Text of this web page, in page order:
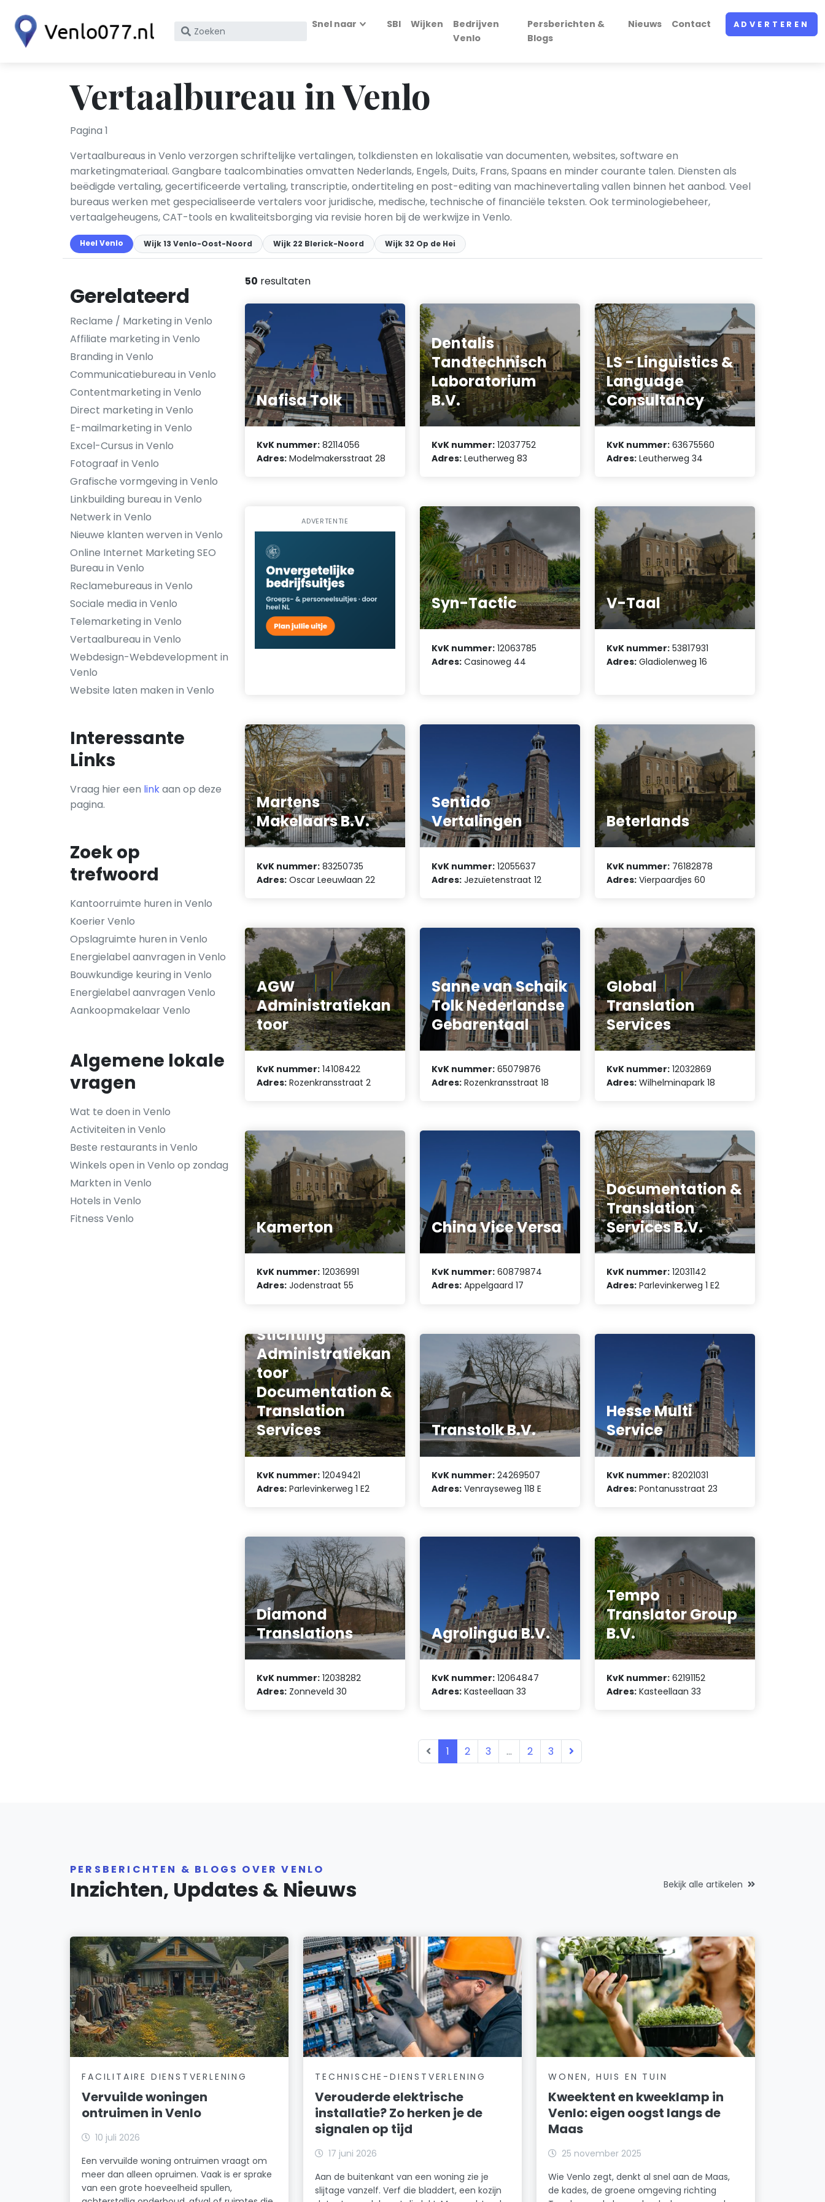
Zoek
KvK
nummer
Snel naar SBI Wijken
Bedrijven
Venlo
Persberichten &
Blogs
Nieuws Contact ADVERTEREN
Vertaalbureau in Venlo
Pagina 1
Vertaalbureaus in Venlo verzorgen schriftelijke vertalingen, tolkdiensten en lokalisatie van documenten, websites, software en
marketingmateriaal. Gangbare taalcombinaties omvatten Nederlands, Engels, Duits, Frans, Spaans en minder courante talen. Diensten als
beëdigde vertaling, gecertificeerde vertaling, transcriptie, ondertiteling en post-editing van machinevertaling vallen binnen het aanbod. Veel
bureaus werken met gespecialiseerde vertalers voor juridische, medische, technische of financiële teksten. Ook terminologiebeheer,
vertaalgeheugens, CAT-tools en kwaliteitsborging via revisie horen bij de werkwijze in Venlo.
Heel Venlo Wijk 13 Venlo-Oost-Noord Wijk 22 Blerick-Noord Wijk 32 Op de Hei
Gerelateerd
Reclame / Marketing in Venlo
Affiliate marketing in Venlo
Branding in Venlo
Communicatiebureau in Venlo
Contentmarketing in Venlo
Direct marketing in Venlo
E-mailmarketing in Venlo
Excel-Cursus in Venlo
Fotograaf in Venlo
Grafische vormgeving in Venlo
Linkbuilding bureau in Venlo
Netwerk in Venlo
Nieuwe klanten werven in Venlo
Online Internet Marketing SEO
Bureau in Venlo
Reclamebureaus in Venlo
Sociale media in Venlo
Telemarketing in Venlo
Vertaalbureau in Venlo
Webdesign-Webdevelopment in
Venlo
Website laten maken in Venlo
Interessante
Links
Vraag hier een linkaan op deze
pagina.
Zoek op
trefwoord
Kantoorruimte huren in Venlo
Koerier Venlo
Opslagruimte huren in Venlo
Energielabel aanvragen in Venlo
Bouwkundige keuring in Venlo
Energielabel aanvragen Venlo
Aankoopmakelaar Venlo
Algemene lokale
vragen
Wat te doen in Venlo
Activiteiten in Venlo
Beste restaurants in Venlo
Winkels open in Venlo op zondag
Markten in Venlo
Hotels in Venlo
Fitness Venlo
50 resultaten
Nafisa Tolk
KvK nummer: 82114056
Adres: Modelmakersstraat 28
Dentalis
Tandtechnisch
Laboratorium
B.V.
KvK nummer: 12037752
Adres: Leutherweg 83
LS - Linguistics &
Language
Consultancy
KvK nummer: 63675560
Adres: Leutherweg 34
ADVERTENTIE
Syn-Tactic
KvK nummer: 12063785
Adres: Casinoweg 44
V-Taal
KvK nummer: 53817931
Adres: Gladiolenweg 16
Martens
Makelaars B.V.
KvK nummer: 83250735
Adres: Oscar Leeuwlaan 22
Sentido
Vertalingen
KvK nummer: 12055637
Adres: Jezuïetenstraat 12
Beterlands
KvK nummer: 76182878
Adres: Vierpaardjes 60
AGW
Administratiekan
toor
KvK nummer: 14108422
Adres: Rozenkransstraat 2
Sanne van Schaik
Tolk Nederlandse
Gebarentaal
KvK nummer: 65079876
Adres: Rozenkransstraat 18
Global
Translation
Services
KvK nummer: 12032869
Adres: Wilhelminapark 18
Kamerton
KvK nummer: 12036991
Adres: Jodenstraat 55
China Vice Versa
KvK nummer: 60879874
Adres: Appelgaard 17
Documentation &
Translation
Services B.V.
KvK nummer: 12031142
Adres: Parlevinkerweg 1 E2
Stichting
Administratiekan
toor
Documentation &
Translation
Services
KvK nummer: 12049421
Adres: Parlevinkerweg 1 E2
Transtolk B.V.
KvK nummer: 24269507
Adres: Venrayseweg 118 E
Hesse Multi
Service
KvK nummer: 82021031
Adres: Pontanusstraat 23
Diamond
Translations
KvK nummer: 12038282
Adres: Zonneveld 30
Agrolingua B.V.
KvK nummer: 12064847
Adres: Kasteellaan 33
Tempo
Translator Group
B.V.
KvK nummer: 62191152
Adres: Kasteellaan 33
1 2 3 ... 2 3
PERSBERICHTEN & BLOGS OVER VENLO
Inzichten, Updates & Nieuws Bekijk alle artikelen
FACILITAIRE DIENSTVERLENING
Vervuilde woningen
ontruimen in Venlo
10 juli 2026
Een vervuilde woning ontruimen vraagt om
meer dan alleen opruimen. Vaak is er sprake
van een grote hoeveelheid spullen,
TECHNISCHE-DIENSTVERLENING
Verouderde elektrische
installatie? Zo herken je de
signalen op tijd
17 juni 2026
Aan de buitenkant van een woning zie je
slijtage vanzelf. Verf die bladdert, een kozijn
WONEN, HUIS EN TUIN
Kweektent en kweeklamp in
Venlo: eigen oogst langs de
Maas
25 november 2025
Wie Venlo zegt, denkt al snel aan de Maas,
de kades, de groene omgeving richting